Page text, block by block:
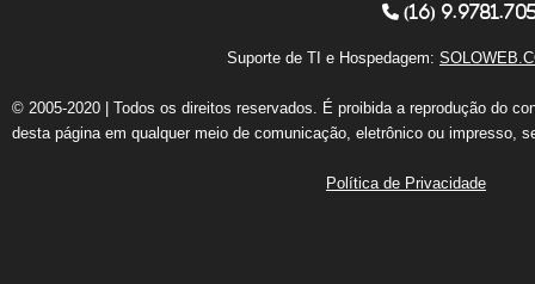
(16)
Suporte de TI e Hospedagem:
© 2005-2020 | Todos os direitos reservados. É proibida a reprodução do
desta página em qualquer meio de comunicação, eletrônico ou impresso,
Política de Privacidade